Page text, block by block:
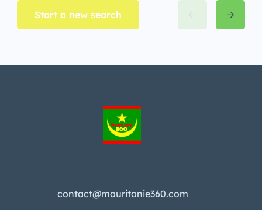
Start a new search
contact@mauritanie360.com